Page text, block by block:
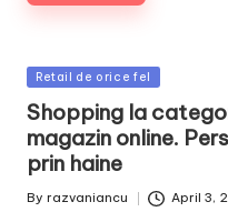
Posted
Retail de orice fel
Shopping la
magazin online.
prin haine
Posted
By razvaniancu April 3,